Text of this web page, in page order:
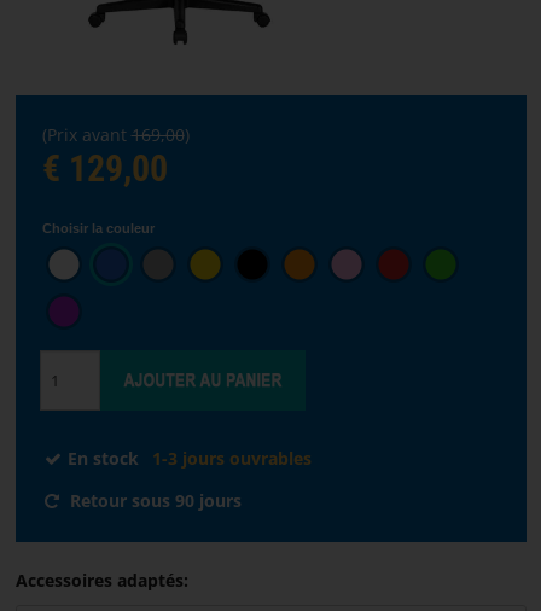
Choisir
ACCUEIL
LOGICIELS
DISTRIBUTEURS
CONDITIONS
NOUS
(Prix avant169,00)
€ 129,00
Choisir la couleur
En stock
1-3 jours ouvrables
Retour sous 90 jours
Accessoires adaptés: